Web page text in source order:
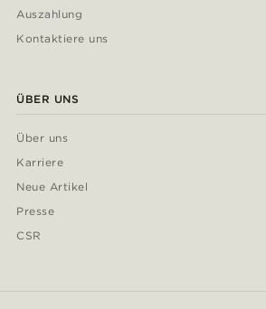
Auszahlung
Kontaktiere uns
ÜBER UNS
Über uns
Karriere
Neue Artikel
Presse
CSR